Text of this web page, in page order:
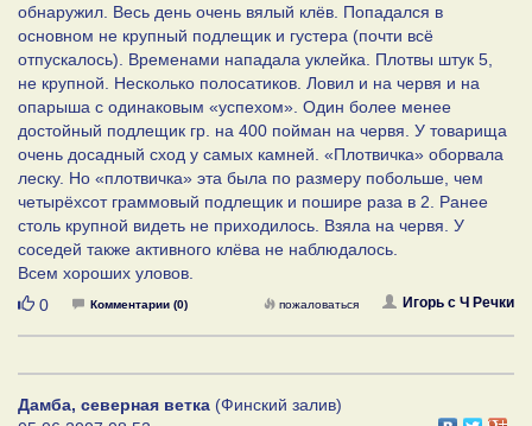
обнаружил. Весь день очень вялый клёв. Попадался в
основном не крупный подлещик и густера (почти всё
отпускалось). Временами нападала уклейка. Плотвы штук 5,
не крупной. Несколько полосатиков. Ловил и на червя и на
опарыша с одинаковым «успехом». Один более менее
достойный подлещик гр. на 400 пойман на червя. У товарища
очень досадный сход у самых камней. «Плотвичка» оборвала
леску. Но «плотвичка» эта была по размеру побольше, чем
четырёхсот граммовый подлещик и пошире раза в 2. Ранее
столь крупной видеть не приходилось. Взяла на червя. У
соседей также активного клёва не наблюдалось.
Всем хороших уловов.
Нравится
0 Комментарии (0) Игорь с Ч Речки
пожаловаться
Дамба, северная ветка (Финский залив)